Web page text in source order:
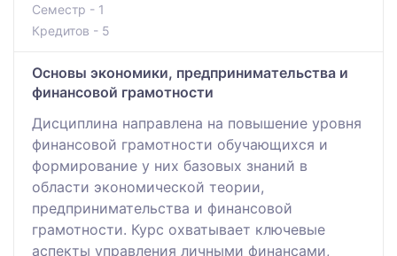
Семестр - 1
Кредитов - 5
Основы экономики, предпринимательства и
финансовой грамотности
Дисциплина направлена на повышение уровня
финансовой грамотности обучающихся и
формирование у них базовых знаний в
области экономической теории,
предпринимательства и финансовой
грамотности. Курс охватывает ключевые
аспекты управления личными финансами,